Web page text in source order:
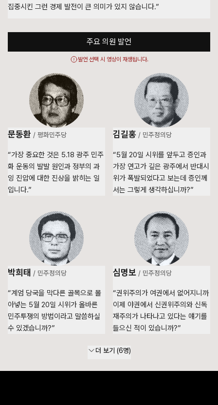
집중시킨 그런 경제 발전이 큰 의미가 있지 않습니다.”
주요 의원 발언
발언 선택 시 영상이 재생됩니다.
문동환 / 평화민주당
“가장 중요한 것은 5.18 광주 민주
화 운동의 발발 원인과 정부의 과
잉 진압에 대한 진상을 밝히는 일
입니다.”
김길홍 / 민주정의당
“5월 20일 시위를 앞두고 증인과
가장 연고가 깊은 광주에서 반대시
위가 폭발되었다고 보는데 증인께
서는 그렇게 생각하십니까?”
박희태 / 민주정의당
“계엄 당국을 막다른 골목으로 몰
아넣는 5월 20일 시위가 올바른
민주투쟁의 방법이라고 말씀하실
수 있겠습니까?”
심명보 / 민주정의당
“권위주의가 여권에서 없어지니까
이제 야권에서 신권위주의와 신독
재주의가 나타나고 있다는 얘기를
들으신 적이 있습니까?”
더 보기 (6명)